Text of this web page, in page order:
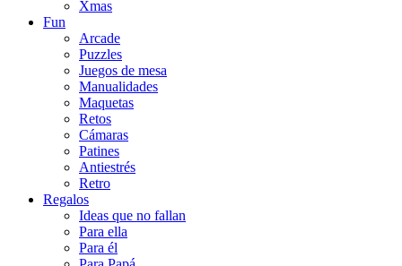
Xmas
Fun
Arcade
Puzzles
Juegos de mesa
Manualidades
Maquetas
Retos
Cámaras
Patines
Antiestrés
Retro
Regalos
Ideas que no fallan
Para ella
Para él